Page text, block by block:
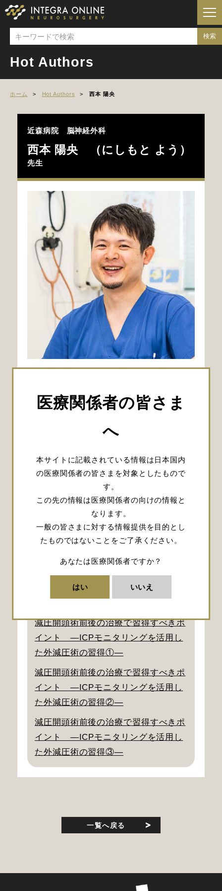
医療関係者の皆さま
へ
本サイトに記載されている情報は日本国内
の医療関係者の皆さまを対象としたもので
す。
この先の情報は医療関係者の向けの情報と
なります。
一般の皆さまに対する情報提供を目的とし
たものではないことをご了承ください。
あなたは医療関係者ですか？
はい いいえ
Hot Authors
ホーム Hot Authors 西本 陽央
近森病院 脳神経外科
西本 陽央 （にしもと よう）
先生
2005年
近森病院
2009年
東京慈恵会医科大学（国内留学)
近森病院
外科
2014年
近森病院 脳神経外科 科長
下記リンクより、本サイトに
掲載されている西本 陽央先生
のコンテンツをご覧いただけ
ます。
減圧開頭術前後の治療で習得すべきポ
イント ―ICPモニタリングを活用し
た外減圧術の習得①―
減圧開頭術前後の治療で習得すべきポ
イント ―ICPモニタリングを活用し
た外減圧術の習得②―
減圧開頭術前後の治療で習得すべきポ
イント ―ICPモニタリングを活用し
た外減圧術の習得③―
一覧へ戻る